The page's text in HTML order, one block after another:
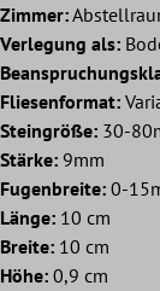
Zimmer:
Verlegung als:
Fliesenformat:
Steingröße: 30-
Stärke: 9mm
Fugenbreite: 0-
Länge: 10 cm
Breite: 10 cm
Höhe: 0,9 cm